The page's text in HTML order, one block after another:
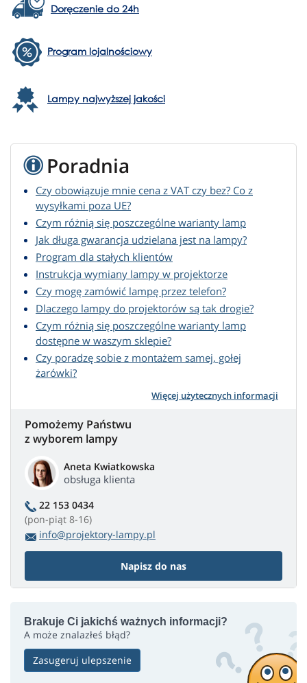
Doręczenie do 24h
Program lojalnościowy
Lampy najwyższej jakości
Poradnia
Czy obowiązuje mnie cena z VAT czy bez? Co z
wysyłkami poza UE?
Czym różnią się poszczególne warianty lamp
Jak długa gwarancja udzielana jest na lampy?
Program dla stałych klientów
Instrukcja wymiany lampy w projektorze
Czy mogę zamówić lampę przez telefon?
Dlaczego lampy do projektorów są tak drogie?
Czym różnią się poszczególne warianty lamp
dostępne w waszym sklepie?
Czy poradzę sobie z montażem samej, gołej
żarówki?
Więcej użytecznych informacji
Pomożemy Państwu
z wyborem lampy
Aneta Kwiatkowska
obsługa klienta
22 153 0434
(pon-piąt 8-16)
info@projektory-lampy.pl
Napisz do nas
Brakuje Ci jakichś ważnych informacji?
A może znalazłeś błąd?
Zasugeruj ulepszenie